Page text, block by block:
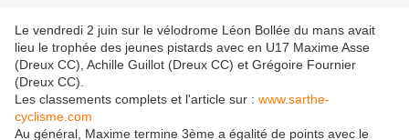
Le vendredi 2 juin sur le vélodrome Léon Bollée du mans avait
lieu le trophée des jeunes pistards avec en U17 Maxime Asse
(Dreux CC), Achille Guillot (Dreux CC) et Grégoire Fournier
(Dreux CC).
Les classements complets et l'article sur : www.sarthe-
cyclisme.com
Au général, Maxime termine 3ème a égalité de points avec le